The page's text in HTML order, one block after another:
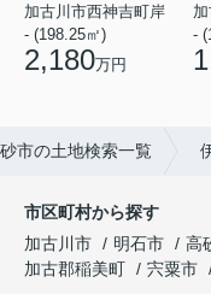
加古川市西神吉町岸
- (198.25㎡)
2,180万円
-
市の土地検索一覧
市区町村から探す
加古川市
明石市 高
加古郡稲美町
宍粟市